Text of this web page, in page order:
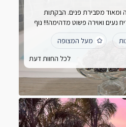
ומאוד מסבירת פנים. הבקתות
נעים ואוירה פשוט מדהימה!!! נוף
הישיבה ממש נעימה עם מנגל
כל המתחם ופשוט היה שווה!
מעל המצופה
לכל החוות דעת